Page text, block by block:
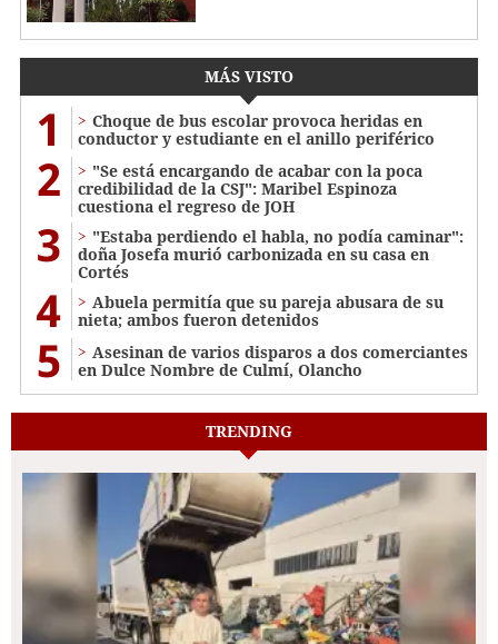
MÁS VISTO
1
Choque de bus escolar provoca heridas en
conductor y estudiante en el anillo periférico
2
"Se está encargando de acabar con la poca
credibilidad de la CSJ": Maribel Espinoza
cuestiona el regreso de JOH
3
"Estaba perdiendo el habla, no podía caminar":
doña Josefa murió carbonizada en su casa en
Cortés
4
Abuela permitía que su pareja abusara de su
nieta; ambos fueron detenidos
5
Asesinan de varios disparos a dos comerciantes
en Dulce Nombre de Culmí, Olancho
TRENDING